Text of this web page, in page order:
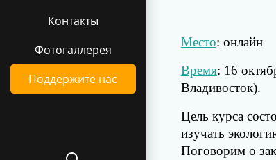
Контакты
Фотогаллерея
Поддержите нас
Место: онлайн
Время: 16
Владивосток).
Цель курса
изучать
Поговорим о